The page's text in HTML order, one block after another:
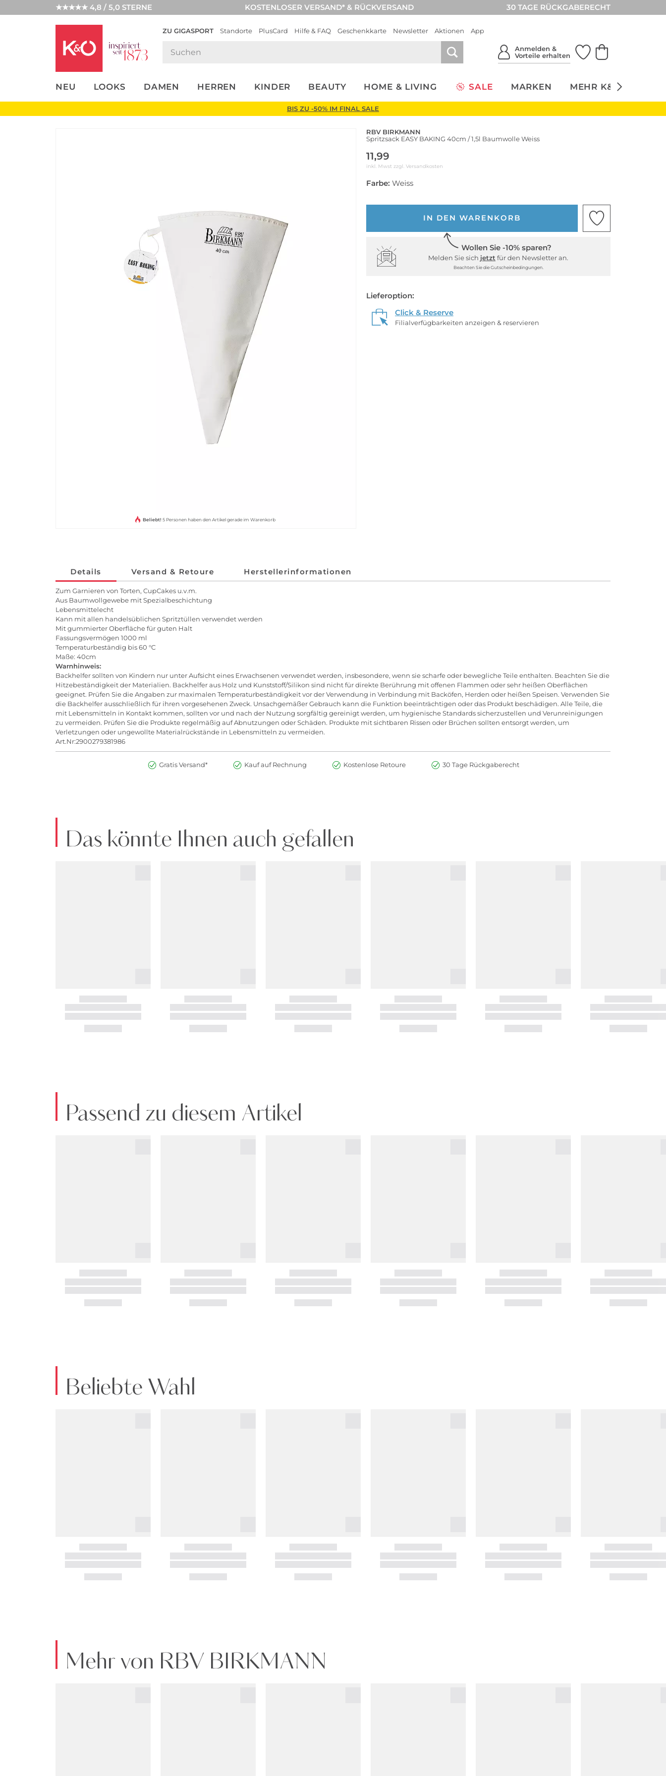
★★★★★ 4,8 / 5,0 STERNE KOSTENLOSER VERSAND* & RÜCKVERSAND 30 TAGE RÜCKGABERECHT
ZU GIGASPORT Standorte PlusCard Hilfe & FAQ Geschenkkarte Newsletter Aktionen App
Anmelden &
Vorteile erhalten
NEU LOOKS DAMEN HERREN KINDER BEAUTY HOME & LIVING SALE MARKEN MEHR K&Ö
UNSERE APP
CLICK &
BIS ZU -50% IM FINAL SALE
Beliebt! 5 Personen haben den Artikel gerade im Warenkorb
RBV BIRKMANN
Spritzsack EASY BAKING 40cm / 1,5l Baumwolle Weiss
11,99
inkl. Mwst zzgl. Versandkosten
Farbe: Weiss
IN DEN WARENKORB
Wollen Sie -10% sparen?
Melden Sie sich jetzt für den Newsletter an.
Beachten Sie die Gutscheinbedingungen.
Lieferoption:
Click & Reserve
Filialverfügbarkeiten anzeigen & reservieren
Details Versand & Retoure Herstellerinformationen
Zum Garnieren von Torten, CupCakes u.v.m.
Aus Baumwollgewebe mit Spezialbeschichtung
Lebensmittelecht
Kann mit allen handelsüblichen Spritztüllen verwendet werden
Mit gummierter Oberfläche für guten Halt
Fassungsvermögen 1000 ml
Temperaturbeständig bis 60 °C
Maße: 40cm
Warnhinweis:
Backhelfer sollten von Kindern nur unter Aufsicht eines Erwachsenen verwendet werden, insbesondere, wenn sie scharfe oder bewegliche Teile enthalten. Beachten Sie die
Hitzebeständigkeit der Materialien. Backhelfer aus Holz und Kunststoff/Silikon sind nicht für direkte Berührung mit offenen Flammen oder sehr heißen Oberflächen
geeignet. Prüfen Sie die Angaben zur maximalen Temperaturbeständigkeit vor der Verwendung in Verbindung mit Backöfen, Herden oder heißen Speisen. Verwenden Sie
die Backhelfer ausschließlich für ihren vorgesehenen Zweck. Unsachgemäßer Gebrauch kann die Funktion beeinträchtigen oder das Produkt beschädigen. Alle Teile, die
mit Lebensmitteln in Kontakt kommen, sollten vor und nach der Nutzung sorgfältig gereinigt werden, um hygienische Standards sicherzustellen und Verunreinigungen
zu vermeiden. Prüfen Sie die Produkte regelmäßig auf Abnutzungen oder Schäden. Produkte mit sichtbaren Rissen oder Brüchen sollten entsorgt werden, um
Verletzungen oder ungewollte Materialrückstände in Lebensmitteln zu vermeiden.
Art.Nr:2900279381986
Gratis Versand* Kauf auf Rechnung Kostenlose Retoure 30 Tage Rückgaberecht
Das könnte Ihnen auch gefallen
Passend zu diesem Artikel
Beliebte Wahl
Mehr von RBV BIRKMANN